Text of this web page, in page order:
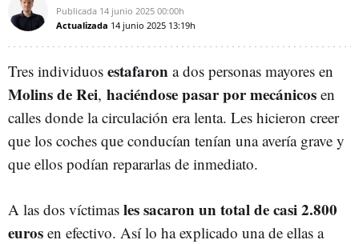
Publicada 14 junio 2025 00:00h
Actualizada 14 junio 2025 13:19h
Tres individuos estafaron a dos personas mayores en
Molins de Rei, haciéndose pasar por mecánicos en
calles donde la circulación era lenta. Les hicieron creer
que los coches que conducían tenían una avería grave y
que ellos podían repararlas de inmediato.
A las dos víctimas les sacaron un total de casi 2.800
euros en efectivo. Así lo ha explicado una de ellas a